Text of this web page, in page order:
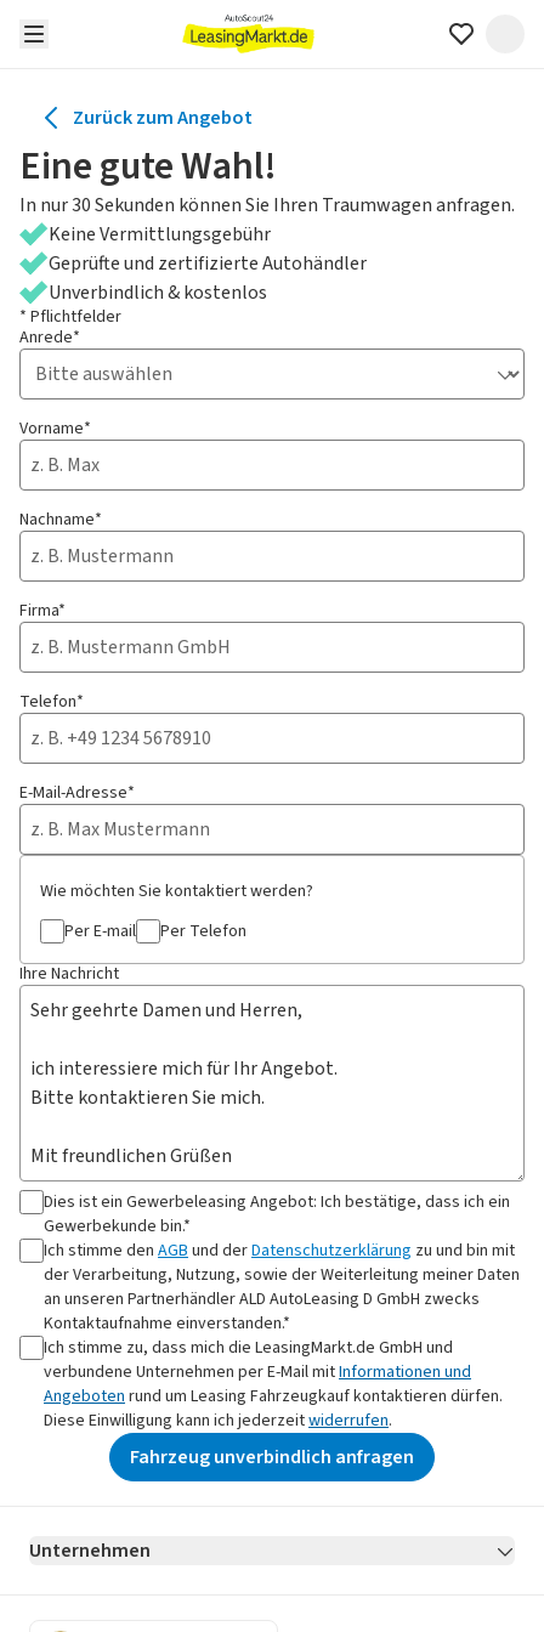
Zurück zum Angebot
Eine gute Wahl!
In nur 30 Sekunden können Sie Ihren Traumwagen anfragen.
Keine Vermittlungsgebühr
Geprüfte und zertifizierte Autohändler
Unverbindlich & kostenlos
* Pflichtfelder
Anrede*
Vorname*
Nachname*
Firma*
Telefon*
E-Mail-Adresse*
Wie möchten Sie kontaktiert werden?
Per E-mail
Per Telefon
Ihre Nachricht
Dies ist ein Gewerbeleasing Angebot: Ich bestätige, dass ich ein
Gewerbekunde bin.*
Ich stimme den AGBund derDatenschutzerklärung zu und bin mit
der Verarbeitung, Nutzung, sowie der Weiterleitung meiner Daten
an unseren Partnerhändler ALD AutoLeasing D GmbH zwecks
Kontaktaufnahme einverstanden.*
Ich stimme zu, dass mich die LeasingMarkt.de GmbH und
verbundene Unternehmen per E-Mail mitInformationen und
Angebotenrund um Leasing Fahrzeugkauf kontaktieren dürfen.
Diese Einwilligung kann ich jederzeitwiderrufen.
Fahrzeug unverbindlich anfragen
Unternehmen